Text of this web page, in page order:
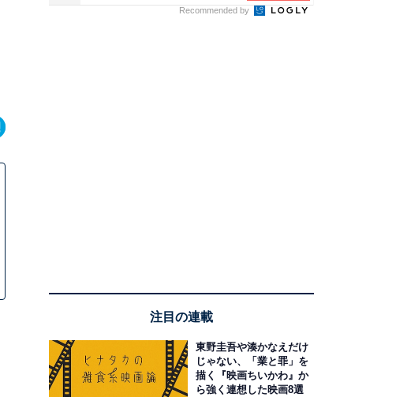
Recommended by
注目の連載
東野圭吾や湊かなえだけ
じゃない、「業と罪」を
描く『映画ちいかわ』か
ら強く連想した映画8選